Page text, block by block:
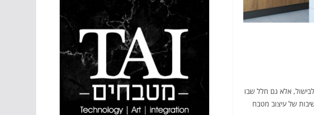
אלא גם חלל שבו
של עיצוב מטבח